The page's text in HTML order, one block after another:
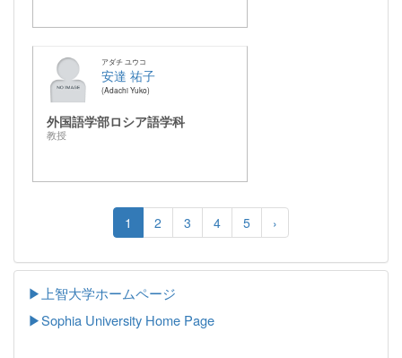
アダチ ユウコ
安達 祐子
Adachi Yuko
外国語学部ロシア語学科
教授
1 2 3 4 5 ›
▶上智大学ホームページ
▶Sophia University Home Page